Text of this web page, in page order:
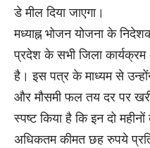
डे मील दिया जाएगा।
मध्याह्न भोजन योजना के
प्रदेश के सभी जिला कार्यक्रम
है। इस पत्र के माध्यम से
और मौसमी फल तय दर पर
स्पष्ट किया है कि इन दो
अधिकतम कीमत छह रुपये प्रति